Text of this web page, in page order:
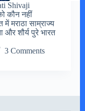
Shivaji
कौन नहीं
में मराठा साम्राज्य
और शौर्य पुरे भारत
3 Comments